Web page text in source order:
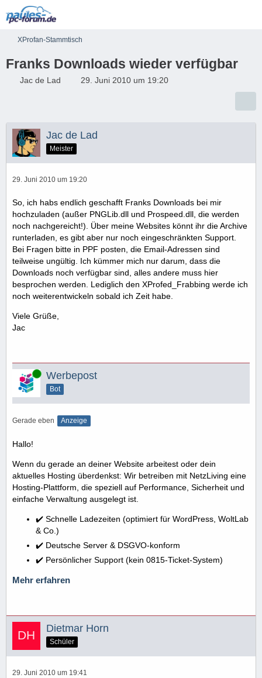
XProfan-Stammtisch
Franks Downloads wieder verfügbar
Jac de Lad 29. Juni 2010 um 19:20
Jac de Lad
Meister
29. Juni 2010 um 19:20
So, ich habs endlich geschafft Franks Downloads bei mir
hochzuladen (außer PNGLib.dll und Prospeed.dll, die werden
noch nachgereicht!). Über meine Websites könnt ihr die Archive
runterladen, es gibt aber nur noch eingeschränkten Support.
Bei Fragen bitte in PPF posten, die Email-Adressen sind
teilweise ungültig. Ich kümmer mich nur darum, dass die
Downloads noch verfügbar sind, alles andere muss hier
besprochen werden. Lediglich den XProfed_Frabbing werde ich
noch weiterentwickeln sobald ich Zeit habe.
Viele Grüße,
Jac
Online Werbepost
Bot
Gerade eben Anzeige
Hallo!
Wenn du gerade an deiner Website arbeitest oder dein
aktuelles Hosting überdenkst: Wir betreiben mit NetzLiving eine
Hosting-Plattform, die speziell auf Performance, Sicherheit und
einfache Verwaltung ausgelegt ist.
✔️ Schnelle Ladezeiten (optimiert für WordPress, WoltLab
& Co.)
✔️ Deutsche Server & DSGVO-konform
✔️ Persönlicher Support (kein 0815-Ticket-System)
Mehr erfahren
Dietmar Horn
Schüler
29. Juni 2010 um 19:41